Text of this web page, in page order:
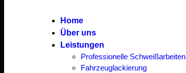
Home
Über uns
Leistungen
Professionelle Schweißarbeiten
Fahrzeuglackierung